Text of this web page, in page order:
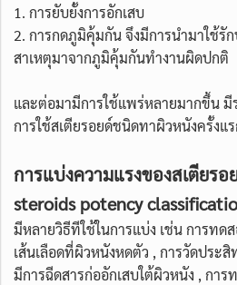
1. การยับยั้งการอักเสบ
2. การกดภูมิคุ้มกัน จึงมีการนำมาใช้รั
สาเหตุมาจากภูมิคุ้มกันทำงานผิดปกติ
และต่อมามีการใช้แพร่หลายมากขึ้น มี
การใช้สเตียรอยด์ชนิดทาผิวหนังครั้งแ
การแบ่งความแรงของสเตียร
steroids potency
มีหลายวิธีทีใช้ในการแบ่ง เช่น การทด
เส้นเลือดที่ผิวหนังหดตัว , การวัดประ
มีการฉีดสารก่ออักเสบใต้ผิวหนัง , กา